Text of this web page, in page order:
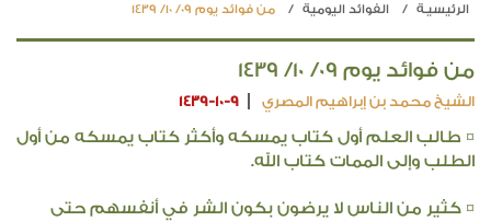
الرئيسيـة الفوائد اليومية من فوائد يوم 09/ 10/ 1439
من فوائد يوم 09/ 10/ 1439
الشيخ محمد بن إبراهيم المصري 1439-10-9
¤ طالب العلم أول كتاب يمسكه وأكثر كتاب يمسكه من أول
الطلب وإلى الممات كتاب الله.
¤ كثير من الناس لا يرضون بكون الشر في أنفسهم حتى